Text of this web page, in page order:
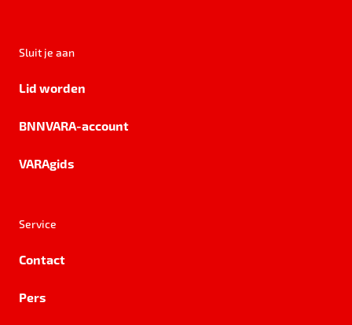
Sluit je aan
Lid worden
BNNVARA-account
VARAgids
Service
Contact
Pers